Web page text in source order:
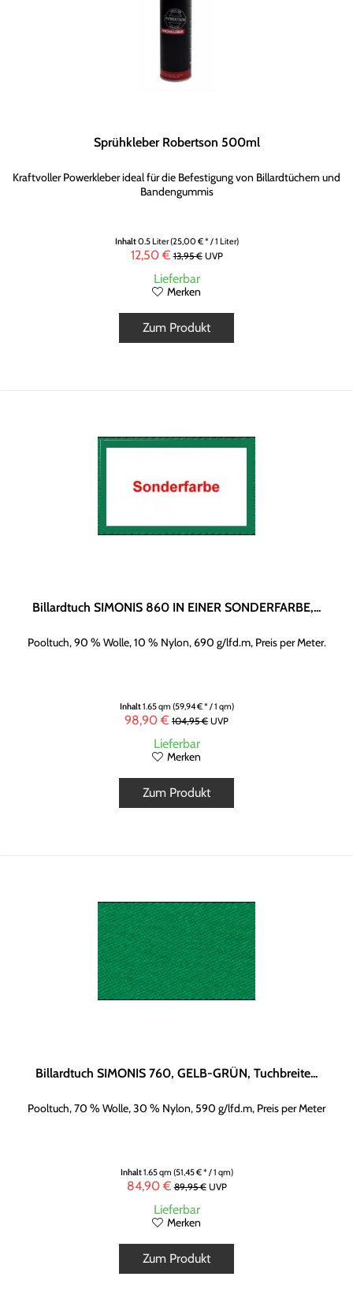
Sprühkleber Robertson 500ml
Kraftvoller Powerkleber ideal für die Befestigung von Billardtüchern und
Bandengummis
Inhalt0.5 Liter(25,00 € * / 1 Liter)
12,50 € 13,95 €UVP
Lieferbar
Merken
Zum Produkt
Billardtuch SIMONIS 860 IN EINER SONDERFARBE,...
Pooltuch, 90 % Wolle, 10 % Nylon, 690 g/lfd.m, Preis per Meter.
Inhalt1.65 qm (59,94 € * / 1 qm)
98,90 € 104,95 € UVP
Lieferbar
Merken
Zum Produkt
Billardtuch SIMONIS 760, GELB-GRÜN, Tuchbreite...
Pooltuch, 70 % Wolle, 30 % Nylon, 590 g/lfd.m, Preis per Meter
Inhalt1.65 qm (51,45 € * / 1 qm)
84,90 € 89,95 €UVP
Lieferbar
Merken
Zum Produkt